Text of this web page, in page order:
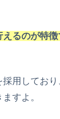
るのが特
用してお
すよ。